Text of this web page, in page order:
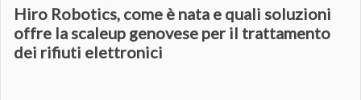
Hiro Robotics, come è nata e quali soluzioni
offre la scaleup genovese per il trattamento
dei rifiuti elettronici